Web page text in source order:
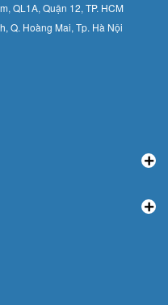
QL1A, Quận 12, TP. HCM
Q. Hoàng Mai, Tp. Hà Nội